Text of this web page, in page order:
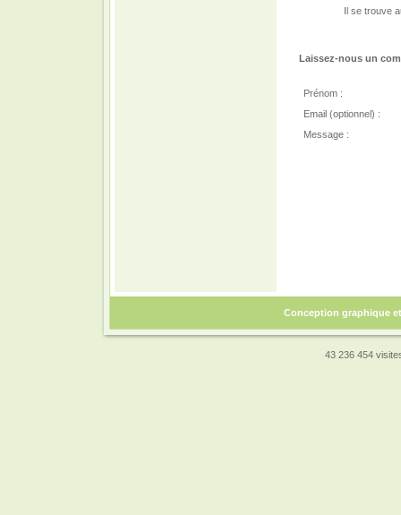
Il se trouve
Laissez-nous un
Prénom :
Email (optionnel) :
Message :
Conception graphique
43 236 454